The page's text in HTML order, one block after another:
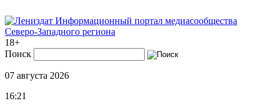
Информационный портал медиасообщества
Северо-Западного региона
18+
Поиск
07 августа 2026
16:21